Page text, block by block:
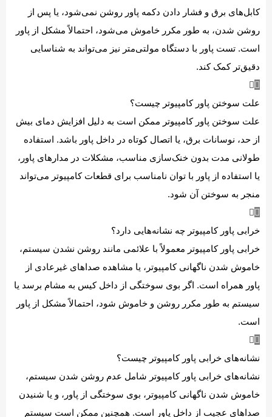
کابل‌های برق و فشار دادن دکمه پاور روشن نمی‌شود، یا پس از
روشن شدن، به طور مکرر خاموش می‌شود، احتمالاً مشکل از پاور
است. تست پاور با دستگاه مولتی‌متر نیز می‌تواند به شناسایی
دقیق‌تر کمک کند.
علت سوختن پاور کامپیوتر چیست؟
علت سوختن پاور کامپیوتر ممکن است به دلیل افزایش دمای بیش
از حد، نوسانات برق، یا اتصال کوتاه در داخل پاور باشد. استفاده
طولانی مدت بدون خنک‌سازی مناسب، مشکلات در مدارهای پاور،
یا استفاده از پاور با توان نامناسب برای قطعات کامپیوتر می‌تواند
منجر به سوختن آن شود.
خرابی پاور کامپیوتر چه نشانه‌هایی دارد؟
خرابی پاور کامپیوتر معمولاً با علائمی مانند روشن نشدن سیستم،
خاموش شدن ناگهانی کامپیوتر، یا مشاهده صداهای غیرعادی از
پاور همراه است. اگر بوی سوختگی از داخل کیس به مشام برسد یا
سیستم به طور مکرر روشن و خاموش شود، احتمالاً مشکل از پاور
است.
نشانه‌های خرابی پاور کامپیوتر چیست؟
نشانه‌های خرابی پاور کامپیوتر شامل عدم روشن شدن سیستم،
خاموش شدن ناگهانی کامپیوتر، بوی سوختگی از پاور، و یا شنیدن
صداهای عجیب از داخل پاور است. همچنین ممکن است سیستم